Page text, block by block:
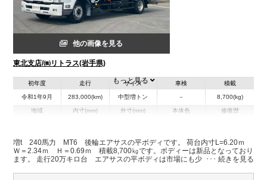
他の画像を見る
東北支店/㈱リトラス(岩手県)
初年度
令和1年9月
走行
283,000(km)
サイズ
中型増トン
車検
－
積載
8,700(kg)
地域 内寸(mm) 外寸(mm) 本体色 修復歴
装備情報
エアコン パワステ パワーウィンドウ ABS エアバッグ
電動格納ミラー
もっと見る
増t 240馬力 MT6 後輪エアサスの平ボディです。 荷台内寸L=6.20ｍ
Ｗ＝2.34ｍ Ｈ＝0.69ｍ 積載8,700㎏です。ボディーは新品となっており
ます。 走行20万キロ台 エアサスの平ボディは市場にも少ない車輛ですの